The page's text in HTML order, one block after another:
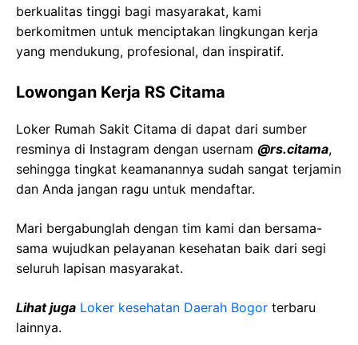
berkualitas tinggi bagi masyarakat, kami
berkomitmen untuk menciptakan lingkungan kerja
yang mendukung, profesional, dan inspiratif.
Lowongan Kerja RS Citama
Loker Rumah Sakit Citama di dapat dari sumber
resminya di Instagram dengan usernam @rs.citama,
sehingga tingkat keamanannya sudah sangat terjamin
dan Anda jangan ragu untuk mendaftar.
Mari bergabunglah dengan tim kami dan bersama-
sama wujudkan pelayanan kesehatan baik dari segi
seluruh lapisan masyarakat.
Lihat juga Loker kesehatan Daerah Bogor terbaru
lainnya.